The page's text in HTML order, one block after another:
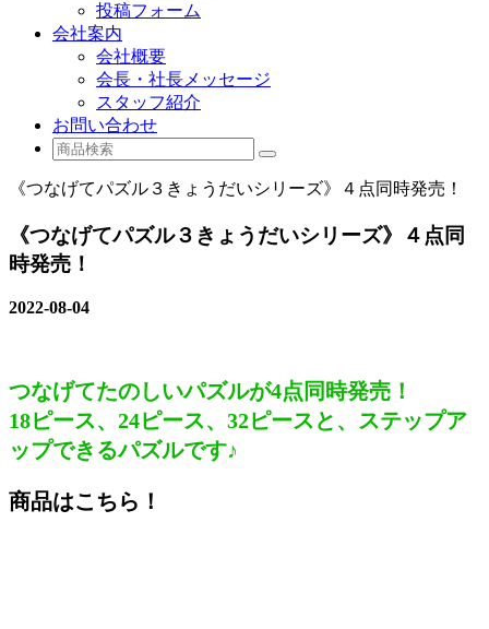
投稿フォーム
会社案内
会社概要
会長・社長メッセージ
スタッフ紹介
お問い合わせ
《つなげてパズル３きょうだいシリーズ》４点同時発売！
《つなげてパズル３きょうだいシリーズ》４点同
時発売！
2022-08-04
つなげてたのしいパズルが4点同時発売！
18ピース、24ピース、32ピースと、ステップア
ップできるパズルです♪
商品はこちら！